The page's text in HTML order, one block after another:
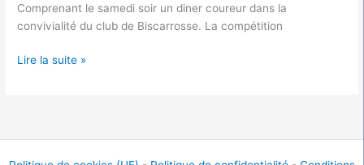
Comprenant le samedi soir un diner coureur dans la
convivialité du club de Biscarrosse. La compétition
Lire la suite »